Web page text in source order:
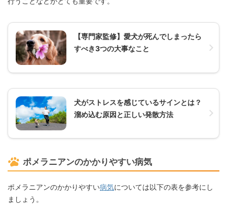
【専門家監修】愛犬が死んでしまったら
すべき3つの大事なこと
犬がストレスを感じているサインとは？
溜め込む原因と正しい発散方法
ポメラニアンのかかりやすい病気
ポメラニアンのかかりやすい病気については以下の表を参考にし
ましょう。